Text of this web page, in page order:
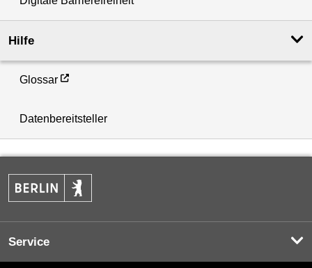
Hilfe
Glossar
Datenbereitsteller
Service